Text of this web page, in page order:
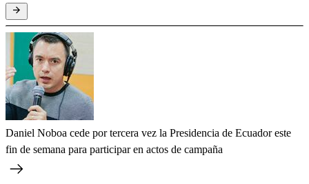
Daniel Noboa cede por tercera vez la Presidencia de Ecuador este
fin de semana para participar en actos de campaña